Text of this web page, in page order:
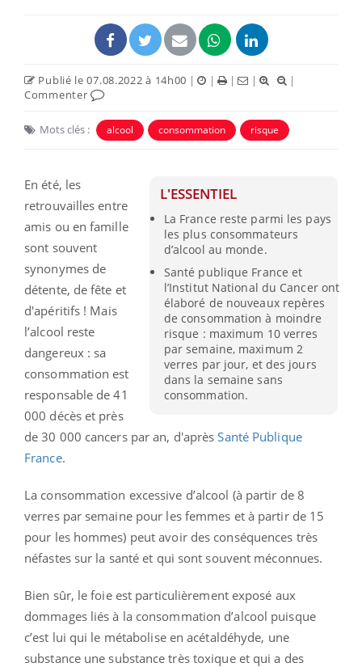
Publié le 07.08.2022 à 14h00 | | | |
|
Commenter
Mots clés : alcool consommation risque
L'ESSENTIEL
La France reste parmi les pays
les plus consommateurs
d’alcool au monde.
Santé publique France et
l’Institut National du Cancer ont
élaboré de nouveaux repères
de consommation à moindre
risque : maximum 10 verres
par semaine, maximum 2
verres par jour, et des jours
dans la semaine sans
consommation.
En été, les
retrouvailles entre
amis ou en famille
sont souvent
synonymes de
détente, de fête et
d'apéritifs ! Mais
l’alcool reste
dangereux : sa
consommation est
responsable de 41
000 décès et près
de 30 000 cancers par an, d'aprèsSanté Publique
France.
La consommation excessive d’alcool (à partir de 8
verres par semaine pour les femmes et à partir de 15
pour les hommes) peut avoir des conséquences très
néfastes sur la santé et qui sont souvent méconnues.
Bien sûr, le foie est particulièrement exposé aux
dommages liés à la consommation d’alcool puisque
c’est lui qui le métabolise en acétaldéhyde, une
substance une substance très toxique et qui a des